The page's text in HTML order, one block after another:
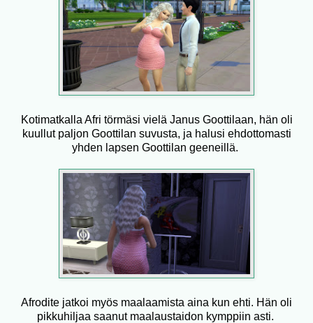
Kotimatkalla Afri törmäsi vielä Janus Goottilaan, hän oli
kuullut paljon Goottilan suvusta, ja halusi ehdottomasti
yhden lapsen Goottilan geeneillä.
Afrodite jatkoi myös maalaamista aina kun ehti. Hän oli
pikkuhiljaa saanut maalaustaidon kymppiin asti.